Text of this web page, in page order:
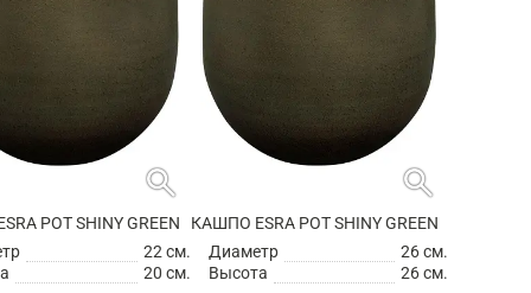
search
POT SHINY GREEN
22 см.
20 см.
search
КАШПО ESRA POT SHINY GREEN
Диаметр
26 см.
Высота
26 см.